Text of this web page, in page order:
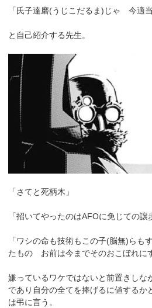
「氏子達磨(うじこだるま)じゃ 今適
と自己紹介する先生。
「さてと死柄木」
「招いてやったのはAFOに免じての譲
「ワシの命も技術もこの子(脳無)らも
たもの お前は今までそのおこぼれに
嫌っているワケではないと前置きしな
であり自分の全てを捧げるに値するか
は弔に言う。